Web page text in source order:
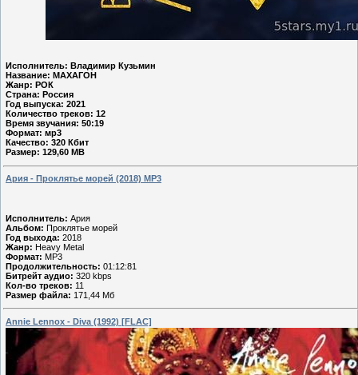
Исполнитель: Владимир Кузьмин
Название: МАХАГОН
Жанр: РОК
Страна: Россия
Год выпуска: 2021
Количество треков: 12
Время звучания: 50:19
Формат: мр3
Качество: 320 Кбит
Размер: 129,60 MB
Ария - Проклятье морей (2018) МР3
Исполнитель: Ария
Альбом: Проклятье морей
Год выхода: 2018
Жанр: Heavy Metal
Формат: MP3
Продолжительность: 01:12:81
Битрейт аудио: 320 kbps
Кол-во треков: 11
Размер файла: 171,44 Мб
Annie Lennox - Diva (1992) [FLAC]